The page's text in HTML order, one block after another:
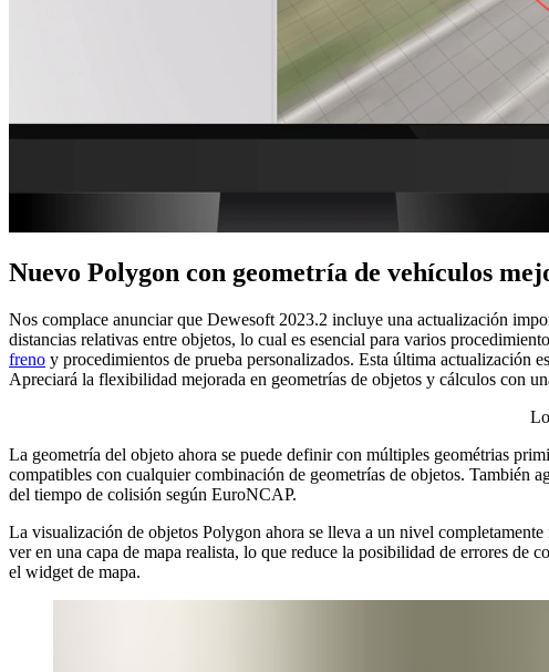
Nuevo Polygon con geometría de vehículos
Nos complace anunciar que Dewesoft 2023.2 incluye una actualización
distancias relativas entre objetos, lo cual es esencial para varios
freno y procedimientos de prueba personalizados. Esta última actualización
Apreciará la flexibilidad mejorada en geometrías de objetos y cálculos con
La geometría del objeto ahora se puede definir con múltiples geométrias
compatibles con cualquier combinación de geometrías de objetos. También
del tiempo de colisión según EuroNCAP.
La visualización de objetos Polygon ahora se lleva a un nivel
ver en una capa de mapa realista, lo que reduce la posibilidad de errores
el widget de mapa.